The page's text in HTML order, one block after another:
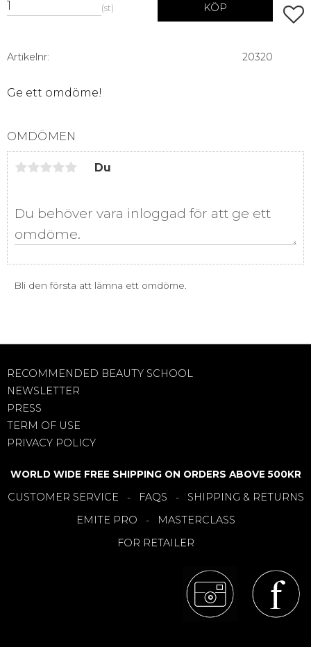
st KÖP
Artikelnr 20320
Ge ett omdöme!
OMDÖMEN
Du
Bli den första att lämna ett omdöme.
RECOMMENDED BEAUTY SCHOOL
NEWSLETTER
PRESS
TERM OF USE
PRIVACY POLICY
WORLD WIDE FREE SHIPPING ON ORDERS ABOVE 500KR
CUSTOMER SERVICE - FAQS - SHIPPING & RETURNS
EMITE PRO -
MASTERCLASS
FOR RETAILER